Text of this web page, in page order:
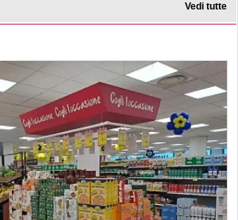
Vedi tutte